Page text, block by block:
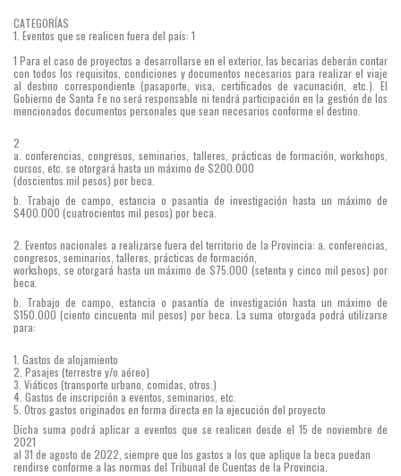
CATEGORÍAS
1. Eventos que se realicen fuera del país: 1
1 Para el caso de proyectos a desarrollarse en el exterior, las becarias deberán contar
con todos los requisitos, condiciones y documentos necesarios para realizar el viaje
al destino correspondiente (pasaporte, visa, certificados de vacunación, etc.). El
Gobierno de Santa Fe no será responsable ni tendrá participación en la gestión de los
mencionados documentos personales que sean necesarios conforme el destino.
2
a. conferencias, congresos, seminarios, talleres, prácticas de formación, workshops,
cursos, etc. se otorgará hasta un máximo de $200.000
(doscientos mil pesos) por beca.
b. Trabajo de campo, estancia o pasantía de investigación hasta un máximo de
$400.000 (cuatrocientos mil pesos) por beca.
2. Eventos nacionales a realizarse fuera del territorio de la Provincia: a. conferencias,
congresos, seminarios, talleres, prácticas de formación,
workshops, se otorgará hasta un máximo de $75.000 (setenta y cinco mil pesos) por
beca.
b. Trabajo de campo, estancia o pasantía de investigación hasta un máximo de
$150.000 (ciento cincuenta mil pesos) por beca. La suma otorgada podrá utilizarse
para:
1. Gastos de alojamiento
2. Pasajes (terrestre y/o aéreo)
3. Viáticos (transporte urbano, comidas, otros.)
4. Gastos de inscripción a eventos, seminarios, etc.
5. Otros gastos originados en forma directa en la ejecución del proyecto
Dicha suma podrá aplicar a eventos que se realicen desde el 15 de noviembre de
2021
al 31 de agosto de 2022, siempre que los gastos a los que aplique la beca puedan
rendirse conforme a las normas del Tribunal de Cuentas de la Provincia.